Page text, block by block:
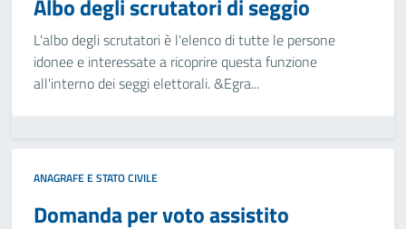
Albo degli scrutatori di seggio
L'albo degli scrutatori è l'elenco di tutte le persone
idonee e interessate a ricoprire questa funzione
all'interno dei seggi elettorali. &Egra...
ANAGRAFE E STATO CIVILE
Domanda per voto assistito